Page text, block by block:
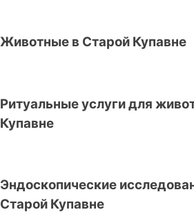
Животные в Старой Купавне
Ритуальные услуги для
Купавне
Эндоскопические
Старой Купавне